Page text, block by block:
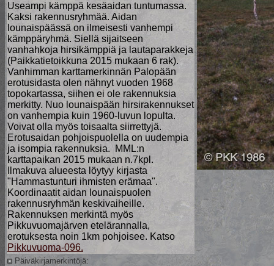
Useampi kämppä kesäaidan tuntumassa.
Kaksi rakennusryhmää. Aidan
lounaispäässä on ilmeisesti vanhempi
kämppäryhmä. Siellä sijaitseen
vanhahkoja hirsikämppiä ja lautaparakkeja
(Paikkatietoikkuna 2015 mukaan 6 rak).
Vanhimman karttamerkinnän Palopään
erotusidasta olen nähnyt vuoden 1968
topokartassa, siihen ei ole rakennuksia
merkitty. Nuo lounaispään hirsirakennukset
on vanhempia kuin 1960-luvun lopulta.
Voivat olla myös toisaalta siirrettyjä.
Erotusaidan pohjoispuolella on uudempia
ja isompia rakennuksia. MML:n
karttapaikan 2015 mukaan n.7kpl.
Ilmakuva alueesta löytyy kirjasta
"Hammastunturi ihmisten erämaa".
Koordinaatit aidan lounaispuolen
rakennusryhmän keskivaiheille.
Rakennuksen merkintä myös
Pikkuvuomajärven etelärannalla,
erotuksesta noin 1km pohjoisee. Katso
Pikkuvuoma-096.
Päiväkirjamerkintöjä: